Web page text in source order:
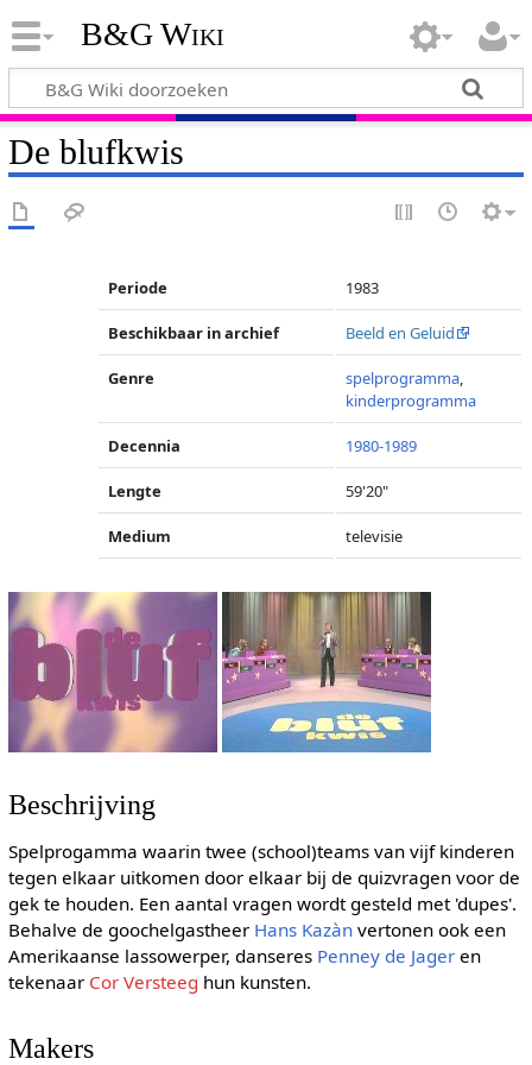
B&G Wiki
De blufkwis
Periode 1983
Beschikbaar in archief Beeld en Geluid
Genre spelprogramma,
kinderprogramma
Decennia 1980-1989
Lengte 59'20"
Medium televisie
Beschrijving
Spelprogamma waarin twee (school)teams van vijf kinderen
tegen elkaar uitkomen door elkaar bij de quizvragen voor de
gek te houden. Een aantal vragen wordt gesteld met 'dupes'.
Behalve de goochelgastheer Hans Kazànvertonen ook een
Amerikaanse lassowerper, danseres Penney de Jageren
tekenaar Cor Versteeg hun kunsten.
Makers